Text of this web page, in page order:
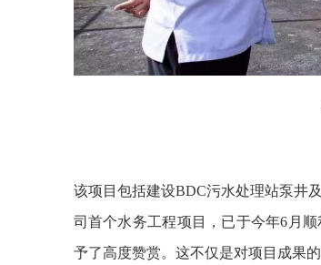
该项目包括建设BDC污水处理站泵井
司首个水务工程项目，已于今年6月
予了高度赞赏。这不仅是对项目成果